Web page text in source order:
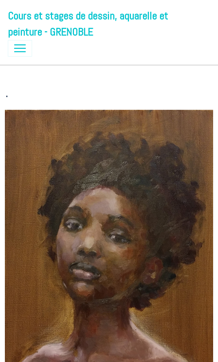
Cours et stages de dessin, aquarelle et
peinture - GRENOBLE
.